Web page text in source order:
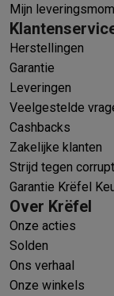
Mijn
Herstellingen
Garantie
Leveringen
Veelgestelde
Cashbacks
Zakelijke klanten
Strijd tegen
Garantie Krëfel
Over Krëfel
Onze acties
Solden
Ons verhaal
Onze winkels